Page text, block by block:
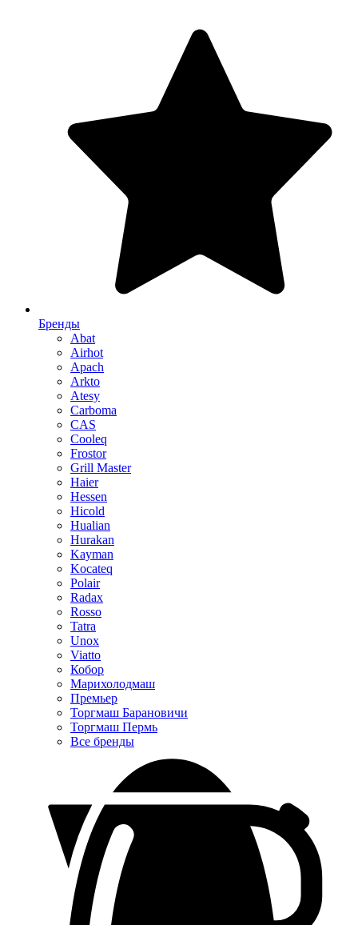
Бренды
Abat
Airhot
Apach
Arkto
Atesy
Carboma
CAS
Cooleq
Frostor
Grill Master
Haier
Hessen
Hicold
Hualian
Hurakan
Kayman
Kocateq
Polair
Radax
Rosso
Tatra
Unox
Viatto
Кобор
Марихолодмаш
Премьер
Торгмаш Барановичи
Торгмаш Пермь
Все бренды